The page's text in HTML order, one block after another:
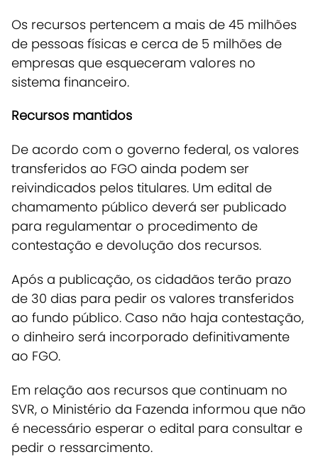
Os recursos pertencem a mais de 45 milhões
de pessoas físicas e cerca de 5 milhões de
empresas que esqueceram valores no
sistema financeiro.
Recursos mantidos
De acordo com o governo federal, os valores
transferidos ao FGO ainda podem ser
reivindicados pelos titulares. Um edital de
chamamento público deverá ser publicado
para regulamentar o procedimento de
contestação e devolução dos recursos.
Após a publicação, os cidadãos terão prazo
de 30 dias para pedir os valores transferidos
ao fundo público. Caso não haja contestação,
o dinheiro será incorporado definitivamente
ao FGO.
Em relação aos recursos que continuam no
SVR, o Ministério da Fazenda informou que não
é necessário esperar o edital para consultar e
pedir o ressarcimento.